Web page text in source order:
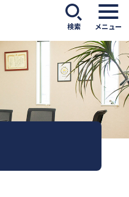
検索 メニュー